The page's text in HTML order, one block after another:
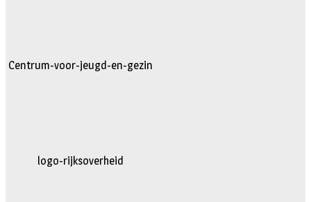
Centrum-voor-jeugd-en-gezin
logo-rijksoverheid